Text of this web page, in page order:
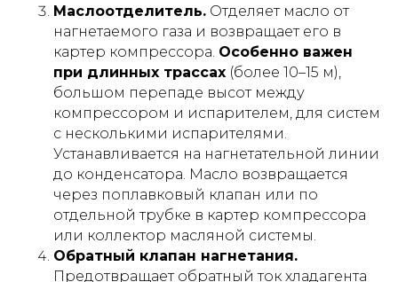
Маслоотделитель. Отделяет масло от
нагнетаемого газа и возвращает его в
картер компрессора. Особенно важен
при длинных трассах (более 10–15 м),
большом перепаде высот между
компрессором и испарителем, для систем
с несколькими испарителями.
Устанавливается на нагнетательной линии
до конденсатора. Масло возвращается
через поплавковый клапан или по
отдельной трубке в картер компрессора
или коллектор масляной системы.
Обратный клапан нагнетания.
Предотвращает обратный ток хладагента